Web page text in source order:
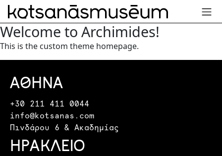
Welcome to Archimides!
This is the custom theme homepage.
ΑΘΗΝΑ
+30 211 411 0044
info@kotsanas.com
Πινδάρου 6 & Ακαδημίας
ΗΡΑΚΛΕΙΟ